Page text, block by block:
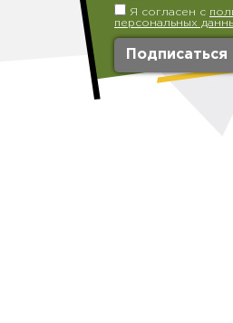
Я согласен с
персональных